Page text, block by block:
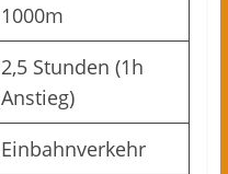
1000m
2,5 Stunden (1h
Anstieg)
Einbahnverkehr